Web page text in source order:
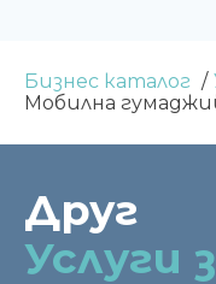
Бизнес каталог
Мобилна
Друг
Услуги